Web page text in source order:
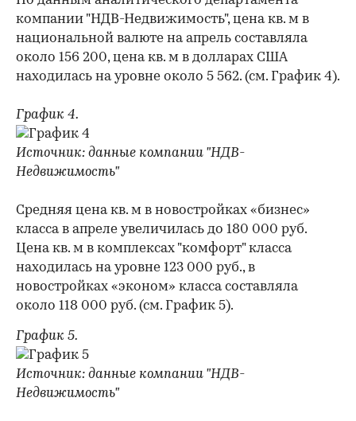
компании "НДВ-Недвижимость", цена кв. м в
национальной валюте на апрель составляла
около 156 200, цена кв. м в долларах США
находилась на уровне около 5 562. (см. График 4).
График 4.
Источник: данные компании "НДВ-
Недвижимость"
Средняя цена кв. м в новостройках «бизнес»
класса в апреле увеличилась до 180 000 руб.
Цена кв. м в комплексах "комфорт" класса
находилась на уровне 123 000 руб., в
новостройках «эконом» класса составляла
около 118 000 руб. (см. График 5).
График 5.
Источник: данные компании "НДВ-
Недвижимость"